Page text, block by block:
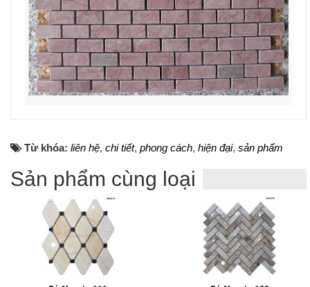
Từ khóa: liên hệ, chi tiết, phong cách, hiện đại, sản phẩm
Sản phẩm cùng loại